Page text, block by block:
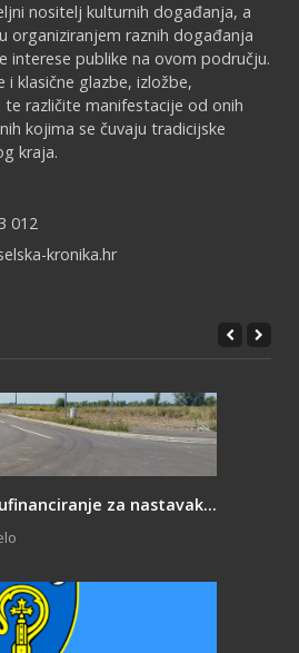
nositelj kulturnih događanja, a
organiziranjem raznih događanja
interese publike na ovom području.
klasične glazbe, izložbe,
različite manifestacije od onih
kojima se čuvaju tradicijske
kraja.
012
kronika.hr
za nastavak...